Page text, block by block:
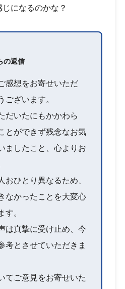
になるのかな？
の返信
感想をお寄せいただ
ございます。
だいたにもかかわら
とができず残念なお気
ましたこと、心よりお
おひとり異なるため、
なかったことを大変心
す。
は真摯に受け止め、今
考とさせていただきま
てご意見をお寄せいた